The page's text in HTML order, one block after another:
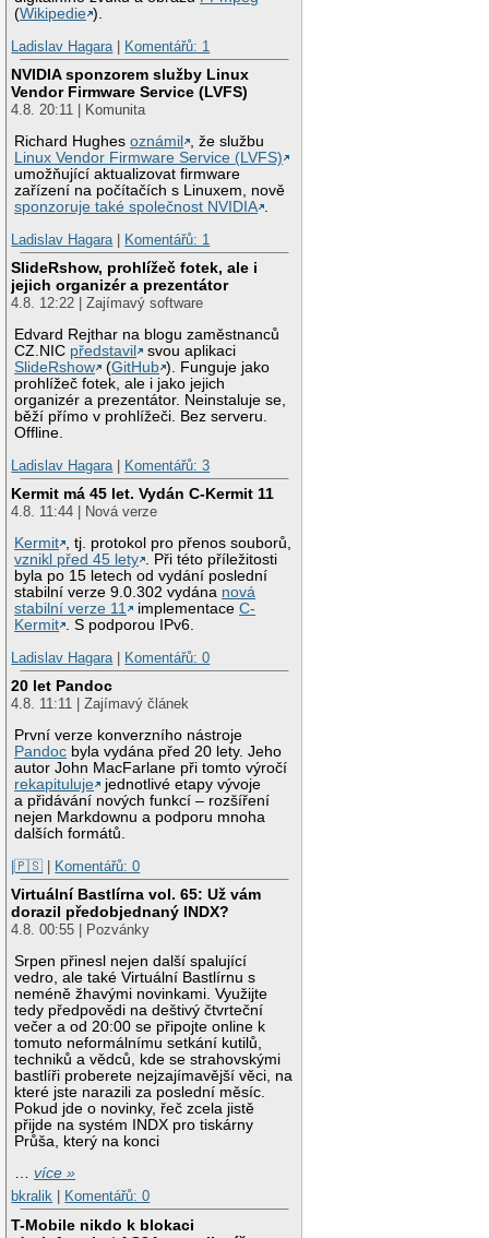
(Wikipedie ).
Ladislav Hagara
Komentářů: 1
NVIDIA sponzorem služby Linux
Vendor Firmware Service (LVFS)
4.8. 20:11 | Komunita
Richard Hughesoznámil
, že službu
Linux Vendor Firmware Service (LVFS)
umožňující aktualizovat firmware
zařízení na počítačích s Linuxem, nově
sponzoruje také společnost NVIDIA .
Ladislav Hagara | Komentářů: 1
SlideRshow, prohlížeč fotek, ale i
jejich organizér a prezentátor
4.8. 12:22 | Zajímavý software
Edvard Rejthar na blogu zaměstnanců
CZ.NIC představil
svou aplikaci
SlideRshow
(GitHub ). Funguje jako
prohlížeč fotek, ale i jako jejich
organizér a prezentátor. Neinstaluje se,
běží přímo v prohlížeči. Bez serveru.
Offline.
Ladislav Hagara | Komentářů: 3
Kermit má 45 let. Vydán C-Kermit 11
4.8. 11:44 | Nová verze
Kermit , tj. protokol pro přenos souborů,
vznikl před 45 lety . Při této příležitosti
byla po 15 letech od vydání poslední
stabilní verze 9.0.302 vydána nová
stabilní verze 11
implementaceC-
Kermit . S podporou IPv6.
Ladislav Hagara | Komentářů: 0
20 let Pandoc
4.8. 11:11 | Zajímavý článek
První verze konverzního nástroje
Pandoc byla vydána před 20 lety. Jeho
autor John MacFarlane při tomto výročí
rekapituluje
jednotlivé etapy vývoje
a přidávání nových funkcí – rozšíření
nejen Markdownu a podporu mnoha
dalších formátů.
|🇵🇸 | Komentářů: 0
Virtuální Bastlírna vol. 65: Už vám
dorazil předobjednaný INDX?
4.8. 00:55 | Pozvánky
Srpen přinesl nejen další spalující
vedro, ale také Virtuální Bastlírnu s
neméně žhavými novinkami. Využijte
tedy předpovědi na deštivý čtvrteční
večer a od 20:00 se připojte online k
tomuto neformálnímu setkání kutilů,
techniků a vědců, kde se strahovskými
bastlíři proberete nejzajímavější věci, na
které jste narazili za poslední měsíc.
Pokud jde o novinky, řeč zcela jistě
přijde na systém INDX pro tiskárny
Průša, který na konci
…více »
bkralik
Komentářů: 0
T-Mobile nikdo k blokaci